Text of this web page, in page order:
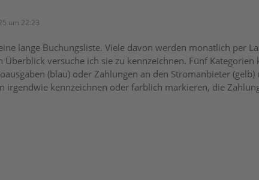
um 22:23
lange Buchungsliste. Viele davon werden monatlich per
Überblick versuche ich sie zu kennzeichnen. Fünf
(blau) oder Zahlungen an den Stromanbieter
irgendwie kennzeichnen oder farblich markieren, die